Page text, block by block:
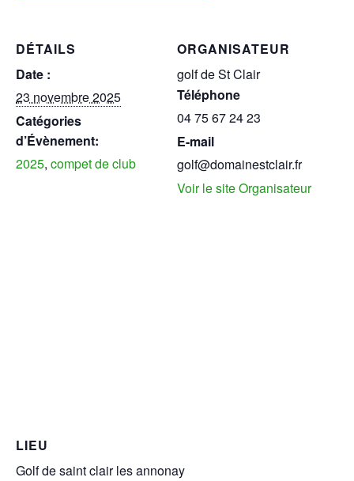
DÉTAILS
Date :
23 novembre 2025
Catégories
d’Évènement:
2025, compet de club
ORGANISATEUR
golf de St Clair
Téléphone
04 75 67 24 23
E-mail
golf@domainestclair.fr
Voir le site Organisateur
LIEU
Golf de saint clair les annonay